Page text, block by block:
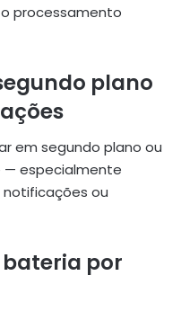
processamento
plano
em segundo plano ou
especialmente
notificações ou
bateria por